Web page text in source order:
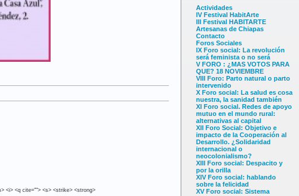
Actividades
IV Festival HabitArte
III Festival HABITARTE
Artesanas de Chiapas
Contacto
Foros Sociales
IX Foro social: La revolución
será feminista o no será
V FORO : ¿MAS VOTOS PARA
QUE? 18 NOVIEMBRE
VIII Foro: Parto natural o parto
intervenido
X Foro social: La salud es cosa
nuestra, la sanidad también
XI Foro social. Redes de apoyo
mutuo en el mundo rural:
alternativas al capital
XII Foro Social: Objetivo e
impacto de la Cooperación al
Desarrollo. ¿Solidaridad
internacional o
neocolonialismo?
XIII Foro social: Despacito y
por la orilla
XIV Foro social: hablando
sobre la felicidad
XV Foro social: Sistema
<i> <q cite=""> <s> <strike> <strong>